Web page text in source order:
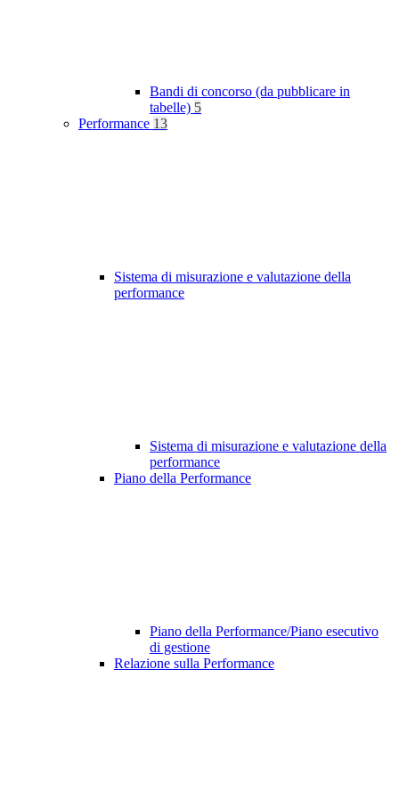
Bandi di concorso (da pubblicare in
tabelle) 5
Performance 13
Sistema di misurazione e valutazione della
performance
Sistema di misurazione e valutazione della
performance
Piano della Performance
Piano della Performance/Piano esecutivo
di gestione
Relazione sulla Performance